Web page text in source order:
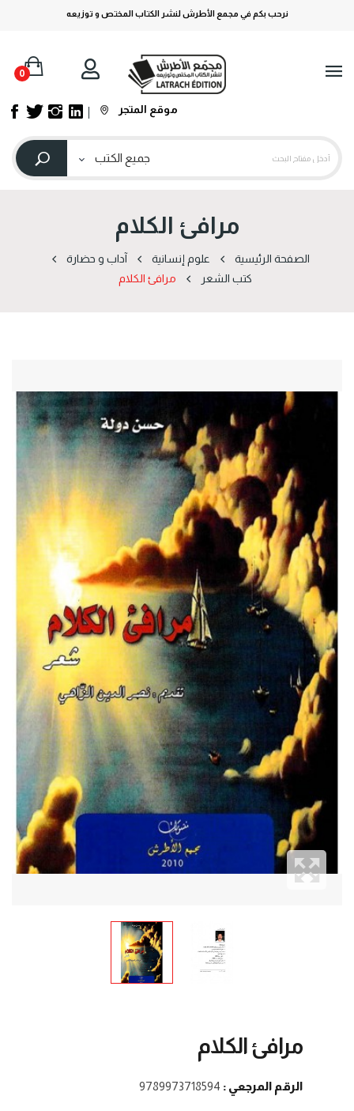
نرحب بكم في مجمع الأطرش لنشر الكتاب المختص و توزيعه
0
موقع المتجر
مرافئ الكلام
الصفحة الرئيسية علوم إنسانية
آداب و حضارة
كتب الشعر
مرافئ الكلام
مرافئ الكلام
الرقم المرجعي : 9789973718594